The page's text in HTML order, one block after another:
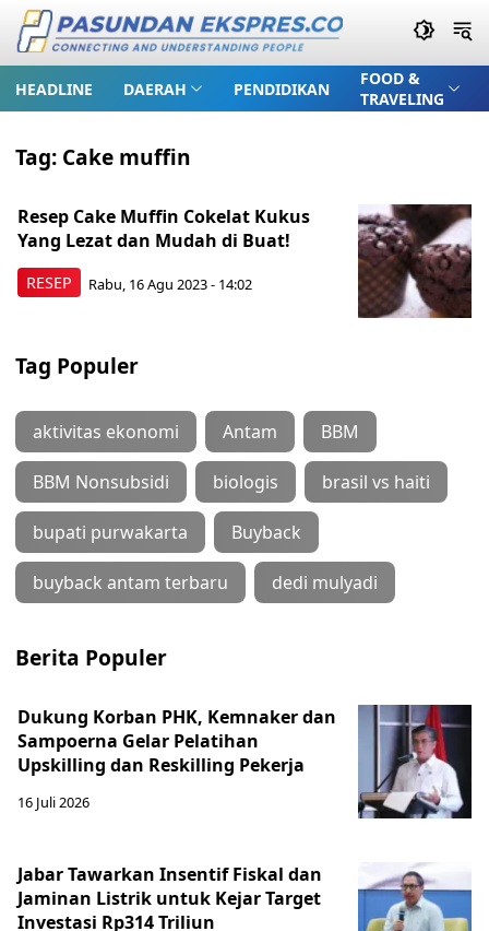
HEADLINE DAERAH PENDIDIKAN
FOOD &
TRAVELING
Tag: Cake muffin
RESEP
Resep Cake Muffin Cokelat Kukus
Yang Lezat dan Mudah di Buat!
Rabu, 16 Agu 2023 - 14:02
Tag Populer
aktivitas ekonomi Antam BBM
BBM Nonsubsidi biologis brasil vs haiti
bupati purwakarta Buyback
buyback antam terbaru dedi mulyadi
Berita Populer
Dukung Korban PHK, Kemnaker dan
Sampoerna Gelar Pelatihan
Upskilling dan Reskilling Pekerja
16 Juli 2026
Jabar Tawarkan Insentif Fiskal dan
Jaminan Listrik untuk Kejar Target
Investasi Rp314 Triliun